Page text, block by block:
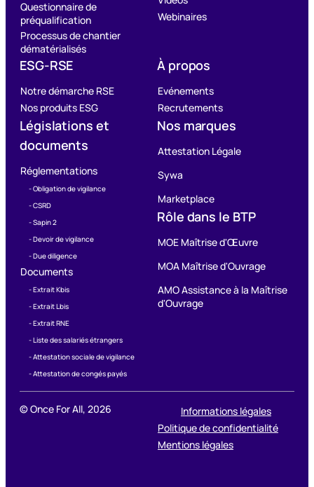
Questionnaire de
préqualification
Processus de chantier
dématérialisés
Webinaires
ESG-RSE
Notre démarche RSE
Nos produits ESG
À propos
Evénements
Recrutements
Législations et
documents
Réglementations
- Obligation de vigilance
- CSRD
- Sapin 2
- Devoir de vigilance
- Due diligence
Documents
- Extrait Kbis
- Extrait Lbis
- Extrait RNE
- Liste des salariés étrangers
- Attestation sociale de vigilance
- Attestation de congés payés
Nos marques
Attestation Légale
Sywa
Marketplace
Rôle dans le BTP
MOE Maîtrise d'Œuvre
MOA Maîtrise d'Ouvrage
AMO Assistance à la Maîtrise
d'Ouvrage
© Once For All, 2026
Informations légales
Politique de confidentialité
Mentions légales